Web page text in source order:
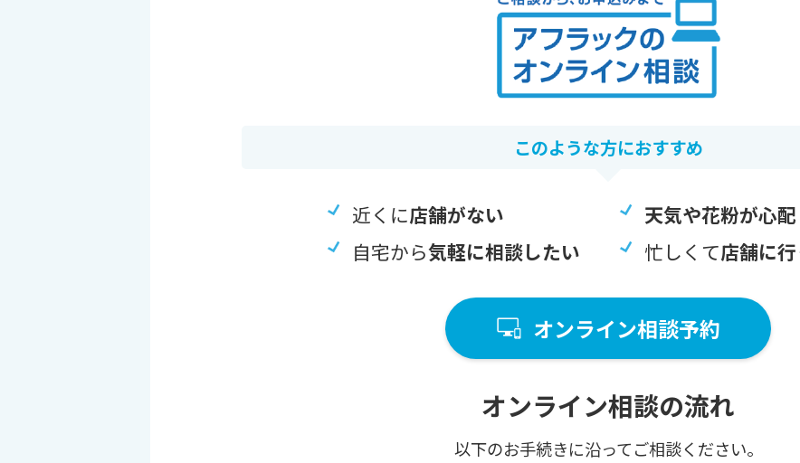
このような⽅におすすめ
近くに店舗がない
自宅から気軽に相談したい
天気や花粉が心配
忙しくて店舗に
オンライン相談予約
オンライン相談の流れ
以下のお⼿続きに沿ってご相談ください。